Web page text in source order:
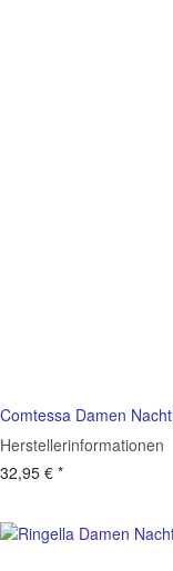
Comtessa Damen
Herstellerinformationen
32,95 € *